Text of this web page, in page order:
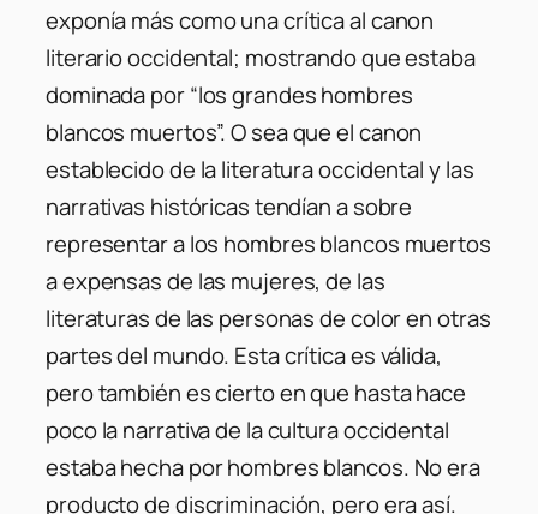
exponía más como una crítica al canon
literario occidental; mostrando que estaba
dominada por “los grandes hombres
blancos muertos”. O sea que el canon
establecido de la literatura occidental y las
narrativas históricas tendían a sobre
representar a los hombres blancos muertos
a expensas de las mujeres, de las
literaturas de las personas de color en otras
partes del mundo. Esta crítica es válida,
pero también es cierto en que hasta hace
poco la narrativa de la cultura occidental
estaba hecha por hombres blancos. No era
producto de discriminación, pero era así.